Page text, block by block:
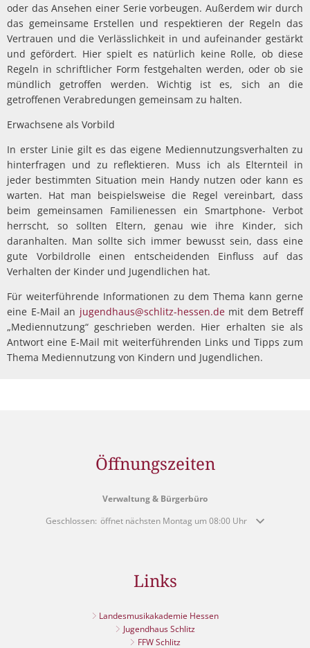
oder das Ansehen einer Serie vorbeugen. Außerdem wir durch
das gemeinsame Erstellen und respektieren der Regeln das
Vertrauen und die Verlässlichkeit in und aufeinander gestärkt
und gefördert. Hier spielt es natürlich keine Rolle, ob diese
Regeln in schriftlicher Form festgehalten werden, oder ob sie
mündlich getroffen werden. Wichtig ist es, sich an die
getroffenen Verabredungen gemeinsam zu halten.
Erwachsene als Vorbild
In erster Linie gilt es das eigene Mediennutzungsverhalten zu
hinterfragen und zu reflektieren. Muss ich als Elternteil in
jeder bestimmten Situation mein Handy nutzen oder kann es
warten. Hat man beispielsweise die Regel vereinbart, dass
beim gemeinsamen Familienessen ein Smartphone- Verbot
herrscht, so sollten Eltern, genau wie ihre Kinder, sich
daranhalten. Man sollte sich immer bewusst sein, dass eine
gute Vorbildrolle einen entscheidenden Einfluss auf das
Verhalten der Kinder und Jugendlichen hat.
Für weiterführende Informationen zu dem Thema kann gerne
eine E-Mail an jugendhaus@schlitz-hessen.demit dem Betreff
„Mediennutzung“ geschrieben werden. Hier erhalten sie als
Antwort eine E-Mail mit weiterführenden Links und Tipps zum
Thema Mediennutzung von Kindern und Jugendlichen.
Öffnungszeiten
Verwaltung & Bürgerbüro
Klicken, um weitere Öffnungs- oder Schließzeiten auszublenden
Geschlossen: öffnet nächsten Montag um 08:00 Uhr
Links
Landesmusikakademie Hessen
Jugendhaus Schlitz
FFW Schlitz